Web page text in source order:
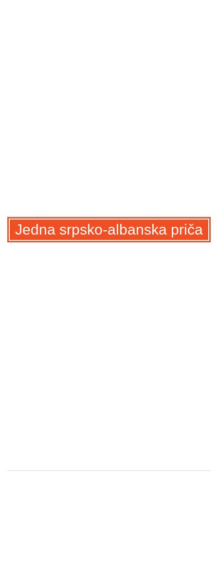
Jedna srpsko-albanska priča